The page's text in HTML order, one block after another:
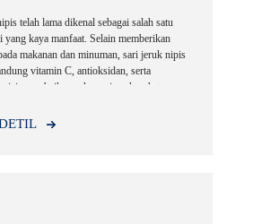
telah lama dikenal sebagai salah satu
yang kaya manfaat. Selain memberikan
makanan dan minuman, sari jeruk nipis
vitamin C, antioksidan, serta
yang baik untuk menjaga kesehatan